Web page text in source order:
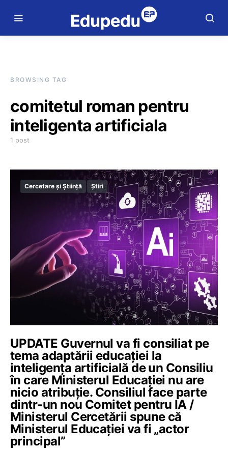
BROWSING TAG
comitetul roman pentru
inteligenta artificiala
1 post
Cercetare și Știință Știri
UPDATE Guvernul va fi consiliat pe
tema adaptării educației la
inteligența artificială de un Consiliu
în care Ministerul Educației nu are
nicio atribuție. Consiliul face parte
dintr-un nou Comitet pentru IA /
Ministerul Cercetării spune că
Ministerul Educației va fi „actor
principal”